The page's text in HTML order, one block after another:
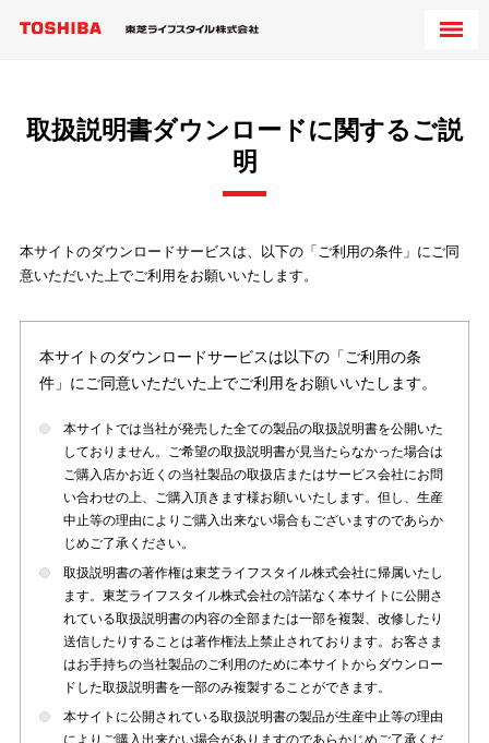
取扱説明書ダウンロードに関するご説
明
本サイトのダウンロードサービスは、以下の「ご利用の条件」にご同
意いただいた上でご利用をお願いいたします。
本サイトのダウンロードサービスは以下の「ご利用の条
件」にご同意いただいた上でご利用をお願いいたします。
本サイトでは当社が発売した全ての製品の取扱説明書を公開いた
しておりません。ご希望の取扱説明書が見当たらなかった場合は
ご購入店かお近くの当社製品の取扱店またはサービス会社にお問
い合わせの上、ご購入頂きます様お願いいたします。但し、生産
中止等の理由によりご購入出来ない場合もございますのであらか
じめご了承ください。
取扱説明書の著作権は東芝ライフスタイル株式会社に帰属いたし
ます。東芝ライフスタイル株式会社の許諾なく本サイトに公開さ
れている取扱説明書の内容の全部または一部を複製、改修したり
送信したりすることは著作権法上禁止されております。お客さま
はお手持ちの当社製品のご利用のために本サイトからダウンロー
ドした取扱説明書を一部のみ複製することができます。
本サイトに公開されている取扱説明書の製品が生産中止等の理由
によりご購入出来ない場合がありますのであらかじめご了承くだ